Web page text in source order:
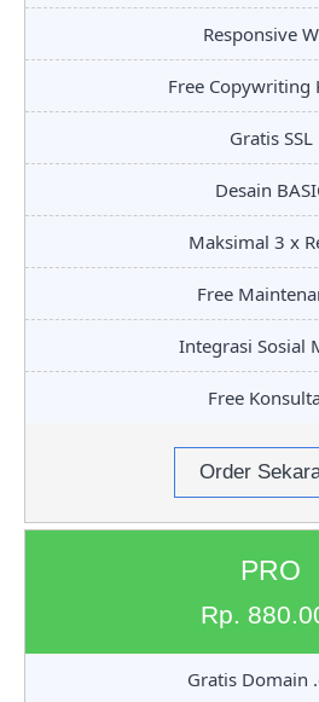
Responsive
Free Copywriting
Gratis SSL
Desain
Maksimal 3 x
Free
Integrasi Sosial
Free
Order
PRO
Rp.
Gratis Domain